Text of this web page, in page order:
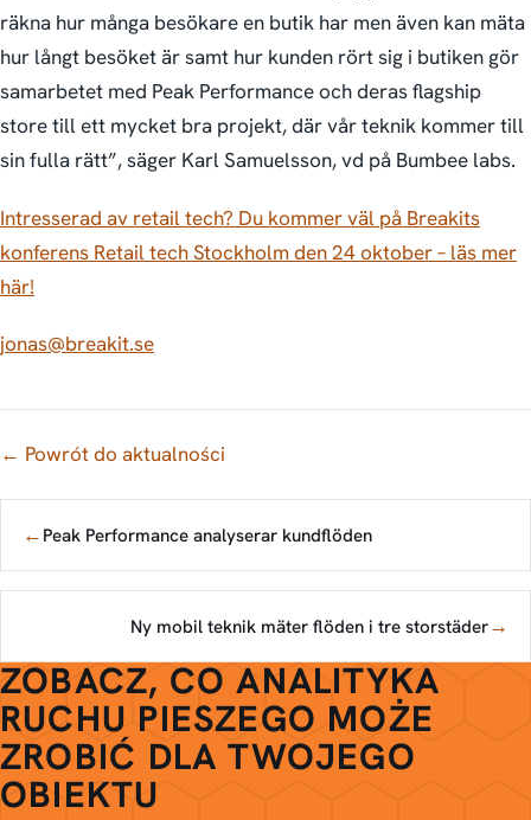
räkna hur många besökare en butik har men även kan mäta
hur långt besöket är samt hur kunden rört sig i butiken gör
samarbetet med Peak Performance och deras flagship
store till ett mycket bra projekt, där vår teknik kommer till
sin fulla rätt”, säger Karl Samuelsson, vd på Bumbee labs.
Intresserad av retail tech? Du kommer väl på Breakits
konferens Retail tech Stockholm den 24 oktober – läs mer
här!
jonas@breakit.se
← Powrót do aktualności
← Peak Performance analyserar kundflöden
Ny mobil teknik mäter flöden i tre storstäder→
ZOBACZ, CO ANALITYKA
RUCHU PIESZEGO MOŻE
ZROBIĆ DLA TWOJEGO
OBIEKTU